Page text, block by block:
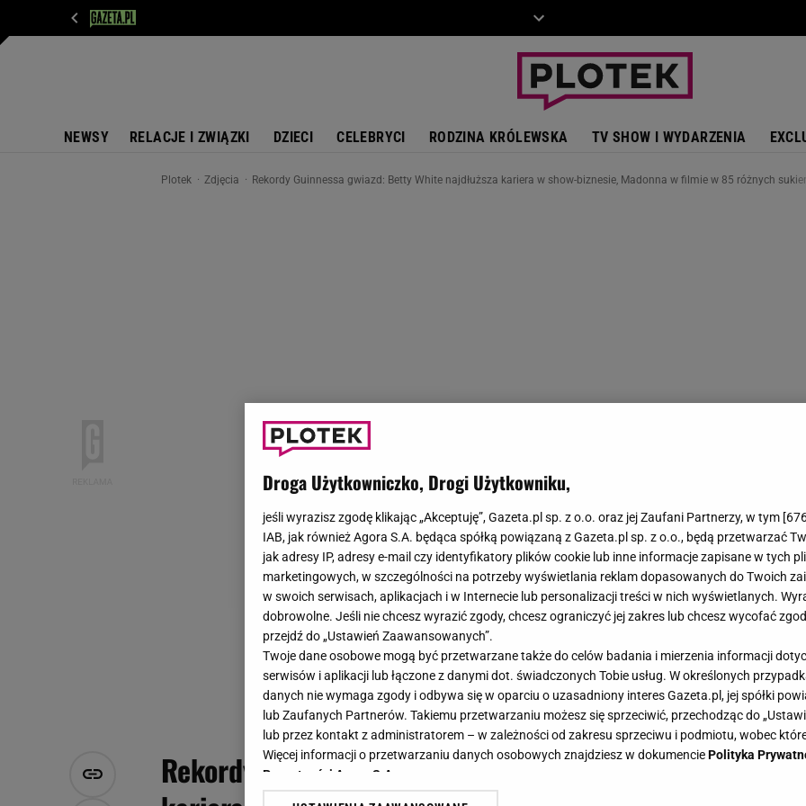
NEWSY RELACJE I ZWIĄZKI DZIECI CELEBRYCI RODZINA KRÓLEWSKA TV SHOW I WYDARZENIA
Plotek Zdjęcia Rekordy Guinnessa gwiazd: Betty White najdłuższa kariera w show-biznesie, Madonna w filmie w 85 różnych
Rekordy Guinnessa gwiazd: Betty White najdłuższa
Droga Użytkowniczko, Drogi Użytkowniku,
jeśli wyrazisz zgodę klikając „Akceptuję”, Gazeta.pl sp. z o.o. oraz jej Zaufani Partnerzy, w tym [
IAB, jak również Agora S.A. będąca spółką powiązaną z Gazeta.pl sp. z o.o., będą przetwarzać
jak adresy IP, adresy e-mail czy identyfikatory plików cookie lub inne informacje zapisane w tych
marketingowych, w szczególności na potrzeby wyświetlania reklam dopasowanych do Twoich
w swoich serwisach, aplikacjach i w Internecie lub personalizacji treści w nich wyświetlanych.
dobrowolne. Jeśli nie chcesz wyrazić zgody, chcesz ograniczyć jej zakres lub chcesz wycofać
przejdź do „Ustawień Zaawansowanych”.
Twoje dane osobowe mogą być przetwarzane także do celów badania i mierzenia informacji
serwisów i aplikacji lub łączone z danymi dot. świadczonych Tobie usług. W określonych
danych nie wymaga zgody i odbywa się w oparciu o uzasadniony interes Gazeta.pl, jej spółki
lub Zaufanych Partnerów. Takiemu przetwarzaniu możesz się sprzeciwić, przechodząc do
lub przez kontakt z administratorem – w zależności od zakresu sprzeciwu i podmiotu, wobec
Więcej informacji o przetwarzaniu danych osobowych znajdziesz w dokumenciePolityka
Prywatności Agora S.A.